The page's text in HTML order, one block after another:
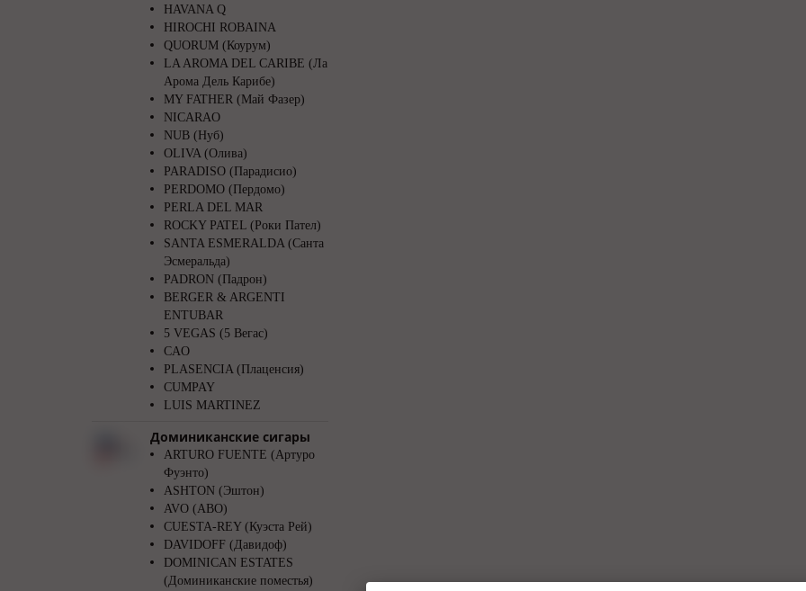
HAVANA Q
HIROCHI ROBAINA
QUORUM (Коурум)
LA AROMA DEL CARIBE (Ла
Арома Дель Карибе)
MY FATHER (Май Фазер)
NICARAO
NUB (Нуб)
OLIVA (Олива)
PARADISO (Парадисио)
PERDOMO (Пердомо)
PERLA DEL MAR
ROCKY PATEL (Роки Пател)
SANTA ESMERALDA (Санта
Эсмеральда)
PADRON (Падрон)
BERGER & ARGENTI
ENTUBAR
5 VEGAS (5 Вегас)
CAO
PLASENCIA (Плаценсия)
CUMPAY
LUIS MARTINEZ
Доминиканские сигары
ARTURO FUENTE (Артуро
Фуэнто)
ASHTON (Эштон)
AVO (АВО)
CUESTA-REY (Куэста Рей)
DAVIDOFF (Давидоф)
DOMINICAN ESTATES
(Доминиканские поместья)